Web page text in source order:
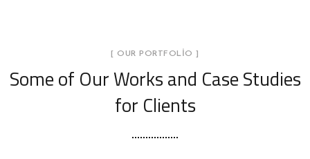
[ OUR PORTFOLIO ]
Some of Our Worksand Case Studies
for Clients